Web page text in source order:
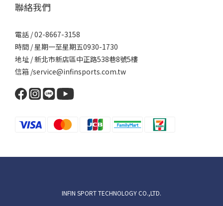
聯絡我們
電話 / 02-8667-3158
時間 / 星期一至星期五0930-1730
地址 / 新北市新店區中正路538巷8號5樓
信箱 /service@infinsports.com.tw
INFIN SPORT TECHNOLOGY CO.,LTD.